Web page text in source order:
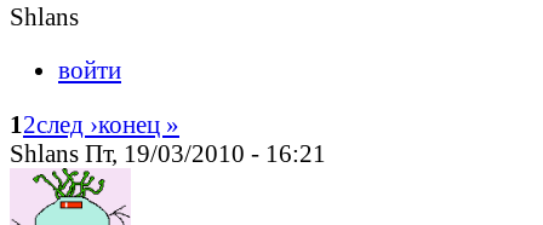
Shlans
войти
12след ›конец »
Shlans Пт, 19/03/2010 - 16:21